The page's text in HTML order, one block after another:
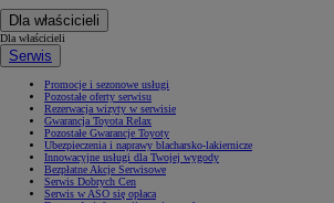
Dla właścicieli
Dla właścicieli
Serwis
Promocje i sezonowe usługi
Pozostałe oferty serwisu
Rezerwacja wizyty w serwisie
Gwarancja Toyota Relax
Pozostałe Gwarancje Toyoty
Ubezpieczenia i naprawy blacharsko-lakiernicze
Innowacyjne usługi dla Twojej wygody
Bezpłatne Akcje Serwisowe
Serwis Dobrych Cen
Serwis w ASO się opłaca